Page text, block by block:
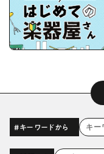
#キーワードから